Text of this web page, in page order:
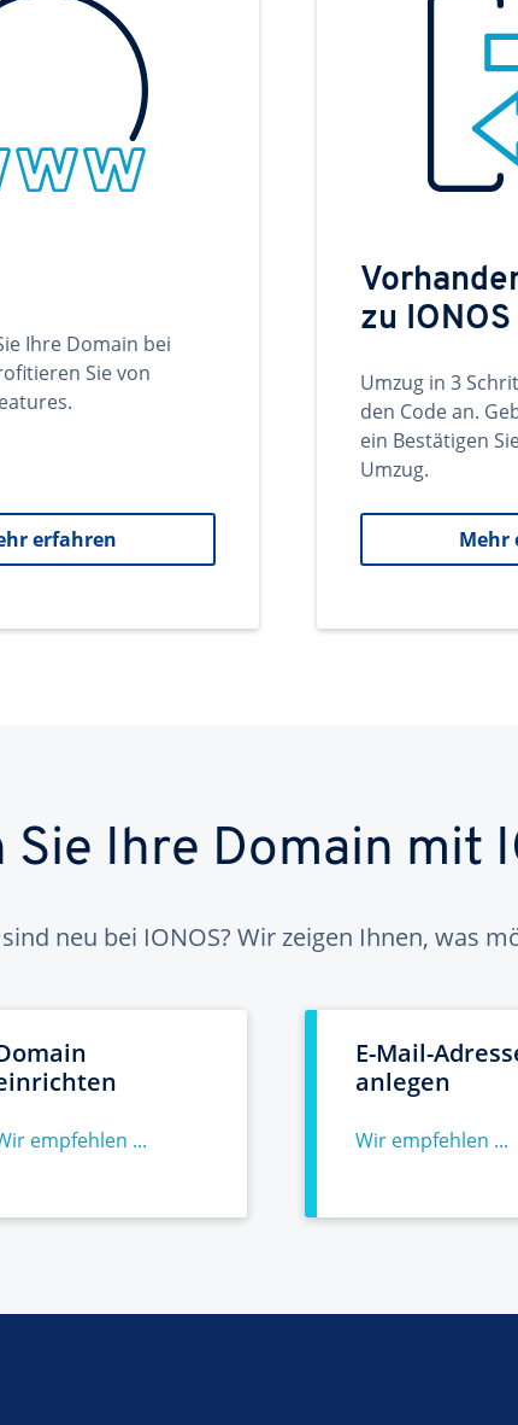
Ihre Domain bei
Sie von
erfahren
zu
Umzug in 3
den Code an.
ein Bestätigen
Umzug.
Mehr
Sie Ihre Domain mit
sind neu bei IONOS? Wir zeigen Ihnen, was
empfehlen ...
E-Mail-
anlegen
Wir empfehlen ...